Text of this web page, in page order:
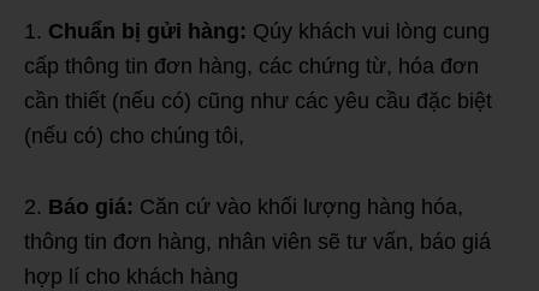
1. Chuẩn bị gửi hàng: Qúy khách vui lòng cung
cấp thông tin đơn hàng, các chứng từ, hóa đơn
cần thiết (nếu có) cũng như các yêu cầu đặc biệt
(nếu có) cho chúng tôi,
2. Báo giá: Căn cứ vào khối lượng hàng hóa,
thông tin đơn hàng, nhân viên sẽ tư vấn, báo giá
hợp lí cho khách hàng